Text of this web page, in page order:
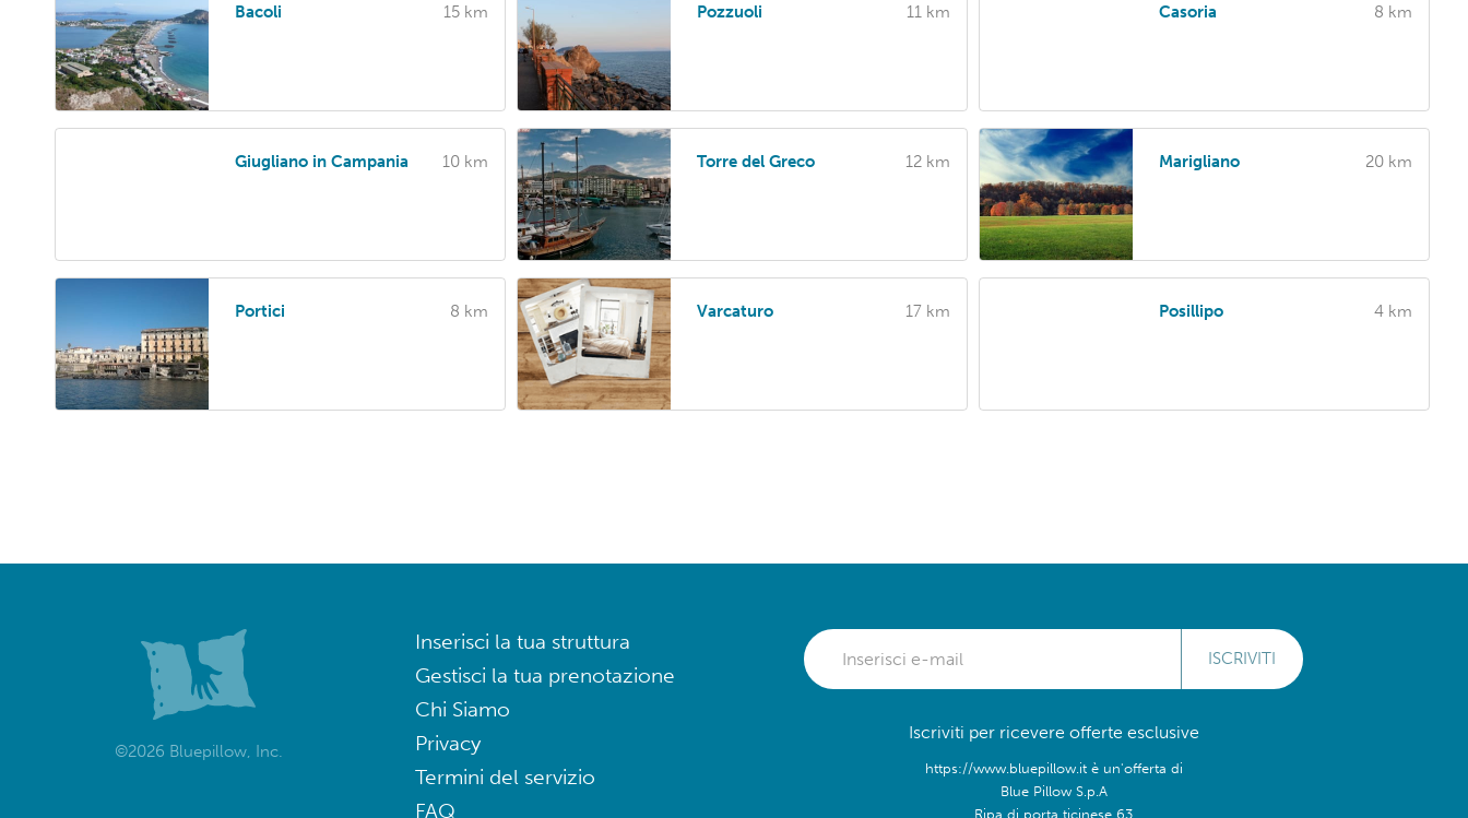
Bacoli 15 km Pozzuoli 11 km Casoria 8 km
Giugliano in Campania 10 km Torre del Greco 12 km Marigliano 20 km
Portici 8 km Varcaturo 17 km Posillipo 4 km
©2026 Bluepillow, Inc.
Inserisci la tua struttura
Gestisci la tua prenotazione
Chi Siamo
Privacy
Termini del servizio
FAQ
ISCRIVITI
Iscriviti per ricevere offerte esclusive
https://www.bluepillow.it è un'offerta di
Blue Pillow S.p.A
Ripa di porta ticinese 63